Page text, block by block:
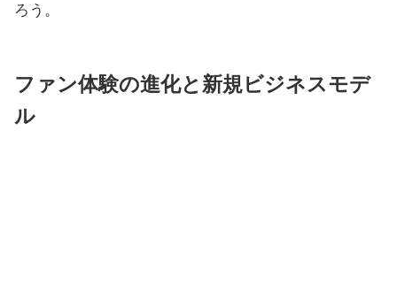
ろう。
ファン体験の進化と新規ビジネスモデ
ル